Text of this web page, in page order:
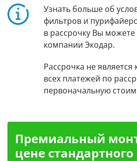
Узнать больше об
фильтров и
в рассрочку Вы можете
компании Экодар.
Рассрочка не
всех платежей по
первоначальную
Премиальный
цене стандартного